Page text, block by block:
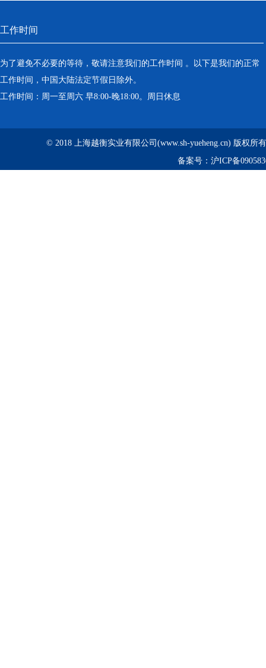
工作时间
为了避免不必要的等待，敬请注意我们的工作时间 。以下是我们的正常
工作时间，中国大陆法定节假日除外。
工作时间：周一至周六 早8:00-晚18:00。周日休息
© 2018 上海越衡实业有限公司(www.sh-yueheng.cn) 版权所
备案号： 沪ICP备